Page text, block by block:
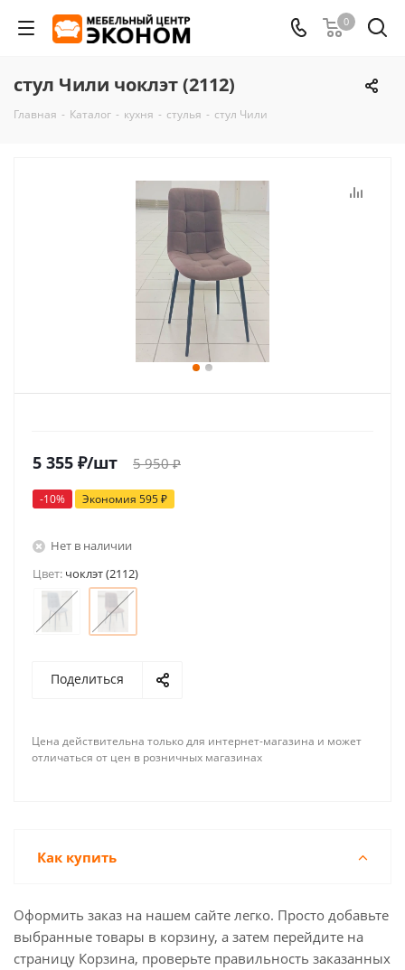
0
стул Чили чоклэт (2112)
Главная - Каталог - кухня - стулья - стул Чили
5 355 ₽/шт 5 950₽
-10% Экономия 595₽
Нет в наличии
Цвет: чоклэт (2112)
Поделиться
Цена действительна только для интернет-магазина и может
отличаться от цен в розничных магазинах
Как купить
Оформить заказ на нашем сайте легко. Просто добавьте
выбранные товары в корзину, а затем перейдите на
страницу Корзина, проверьте правильность заказанных